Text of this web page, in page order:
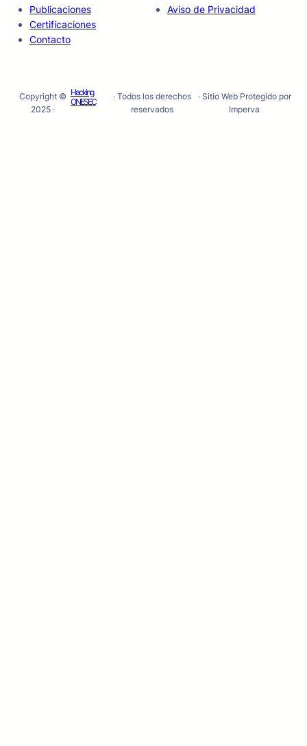
Publicaciones
Certificaciones
Contacto
Aviso de Privacidad
Copyright ©
2025 ·
Hacking
ONESEC
· Todos los derechos
reservados
· Sitio Web Protegido por
Imperva